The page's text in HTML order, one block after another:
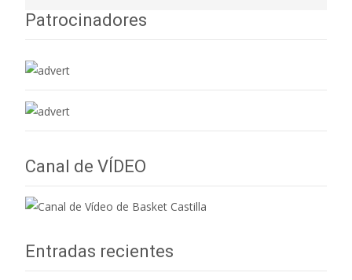
Patrocinadores
Canal de VÍDEO
Entradas recientes